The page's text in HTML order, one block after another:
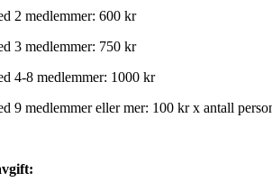
2 medlemmer: 600 kr
3 medlemmer: 750 kr
4-8 medlemmer: 1000 kr
9 medlemmer eller mer: 100 kr x antall